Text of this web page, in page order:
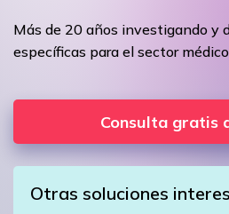
Más de 20 años investigando y
específicas para el sector
Consulta gratis
Otras soluciones